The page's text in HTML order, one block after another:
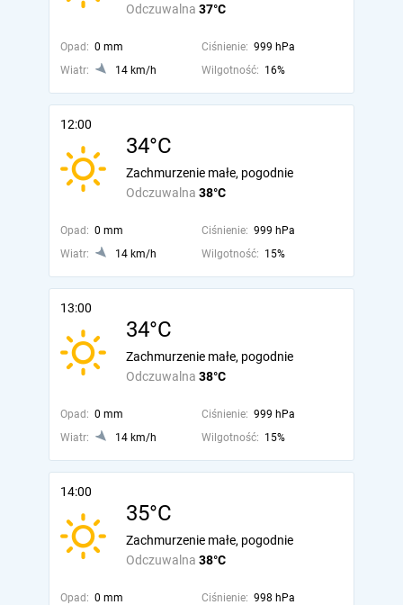
Odczuwalna 37°C
Opad: 0 mm Ciśnienie: 999 hPa
Wiatr:
14 km/h Wilgotność: 16%
12:00
34°C
Odczuwalna 38°C
Zachmurzenie małe, pogodnie
Opad: 0 mm Ciśnienie: 999 hPa
Wiatr:
14 km/h Wilgotność: 15%
13:00
34°C
Odczuwalna 38°C
Zachmurzenie małe, pogodnie
Opad: 0 mm Ciśnienie: 999 hPa
Wiatr:
14 km/h Wilgotność: 15%
14:00
35°C
Odczuwalna 38°C
Zachmurzenie małe, pogodnie
Opad: 0 mm Ciśnienie: 998 hPa